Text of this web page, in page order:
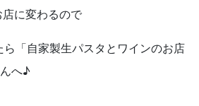
に変わるので
「自家製生パスタとワインのお店
へ♪